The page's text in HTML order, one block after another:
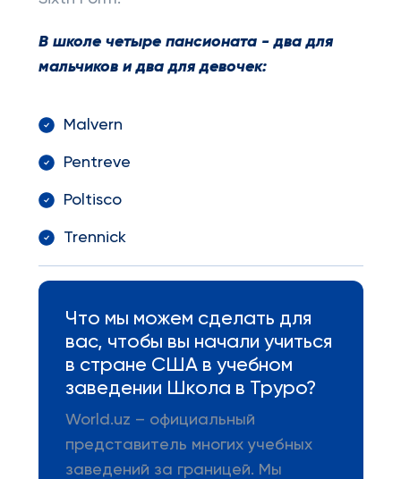
В школе четыре пансионата - два для
мальчиков и два для девочек:
Malvern
Pentreve
Poltisco
Trennick
Что мы можем сделать для
вас, чтобы вы начали учиться
в стране США в учебном
заведении Школа в Труро?
World.uz – официальный
представитель многих учебных
заведений за границей. Мы